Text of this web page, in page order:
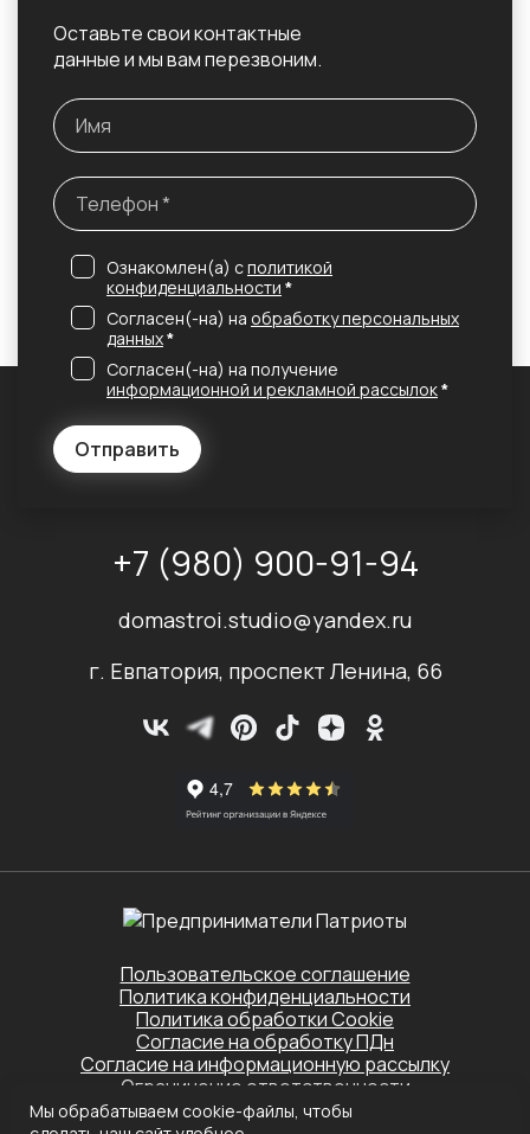
Оставьте свои контактные
данные и мы вам перезвоним.
Отправить
Ознакомлен(а) сполитикой
конфиденциальности *
Согласен(-на) на обработку персональных
данных*
Согласен(-на) на получение
информационной и рекламной рассылок*
+7 (980) 900-91-94
domastroi.studio@yandex.ru
г. Евпатория, проспект Ленина, 66
Пользовательское соглашение
Политика конфиденциальности
Политика обработки Cookie
Согласие на обработку ПДн
Согласие на информационную рассылку
Ограничение ответственности
Этот сайт защищён Yandex SmartCaptcha.
Мы обрабатываем cookie-файлы, чтобы